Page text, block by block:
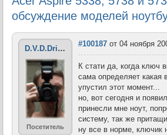
обсуждение моделей
D.V.D.Driver
Посетитель
#100187 от 04 ноября
К стати да, когда ключ
сама определяет какая
упустил этот момент...
но, вот сегодня и
принесли мне ноут,
систему, так же
ну все в норме, ключик